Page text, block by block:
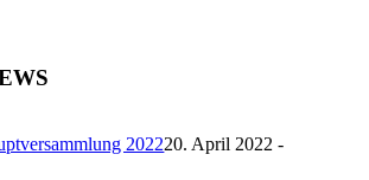
202220. April 2022 -